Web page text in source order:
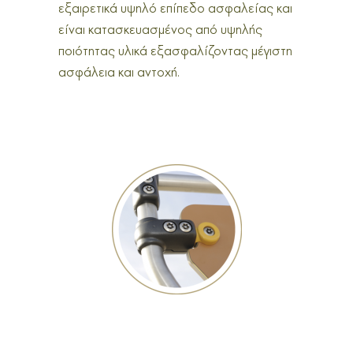
εξαιρετικά υψηλό επίπεδο ασφαλείας και
είναι κατασκευασμένος από υψηλής
ποιότητας υλικά εξασφαλίζοντας μέγιστη
ασφάλεια και αντοχή.